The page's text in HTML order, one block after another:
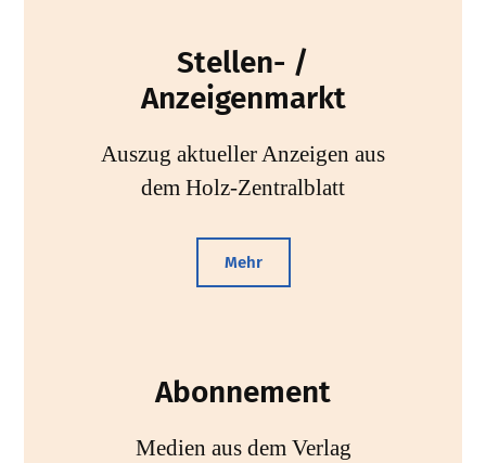
Stellen- /
Anzeigenmarkt
Auszug aktueller Anzeigen aus
dem Holz-Zentralblatt
Mehr
Abonnement
Medien aus dem Verlag